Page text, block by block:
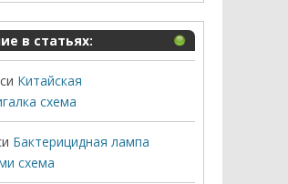
в статьях:
Китайская
схема
Бактерицидная лампа
схема